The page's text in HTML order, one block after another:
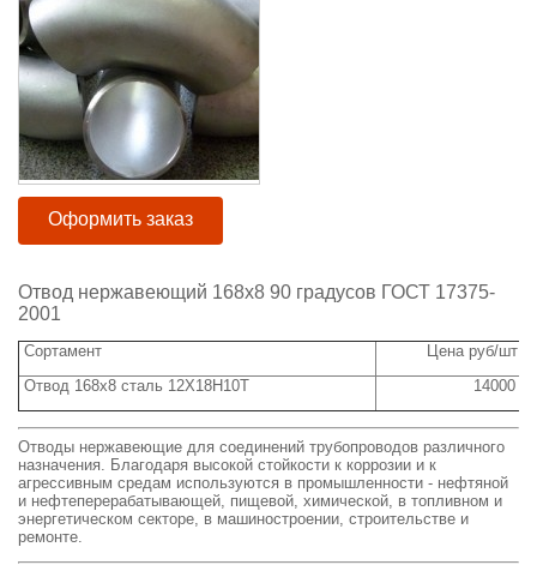
Оформить заказ
Отвод нержавеющий 168х8 90 градусов ГОСТ 17375-
2001
Сортамент
Цена руб/шт с
Отвод 168х8 сталь 12Х18Н10Т
14000
Отводы нержавеющие для соединений трубопроводов различного
назначения. Благодаря высокой стойкости к коррозии и к
агрессивным средам используются в промышленности - нефтяной
и нефтеперерабатывающей, пищевой, химической, в топливном и
энергетическом секторе, в машиностроении, строительстве и
ремонте.